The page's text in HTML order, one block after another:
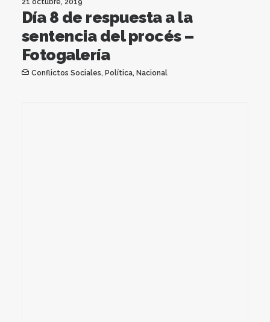
21 octubre, 2019
Día 8 de respuesta a la
sentencia del procés –
Fotogalería
Conflictos Sociales, Política, Nacional